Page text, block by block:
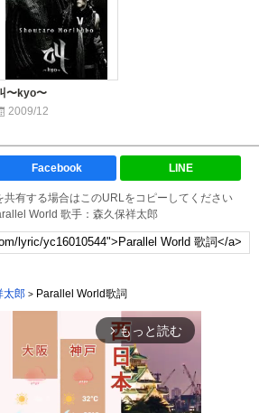
〜kyo〜
2009/12
Facebook LINE
共有する場合はこのURLをコピーしてください
World 歌手：森久保祥太郎
太郎 Parallel World歌詞
arrow_forward_ios もっと読む